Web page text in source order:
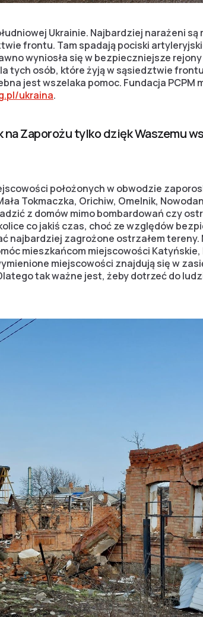
Ukrainie. Najbardziej narażeni są
frontu. Tam spadają pociski
wyniosła się w bezpieczniejsze
tych osób, które żyją w sąsiedztwie
jest wszelaka pomoc. Fundacja PCPM
ukraina.
Zaporożu tylko dzięk Waszemu
położonych w obwodzie
Tokmaczka, Orichiw, Omelnik,
z domów mimo bombardowań czy
co jakiś czas, choć ze względów
najbardziej zagrożone ostrzałem tereny.
mieszkańcom miejscowości
miejscowości znajdują się w
tak ważne jest, żeby dotrzeć do